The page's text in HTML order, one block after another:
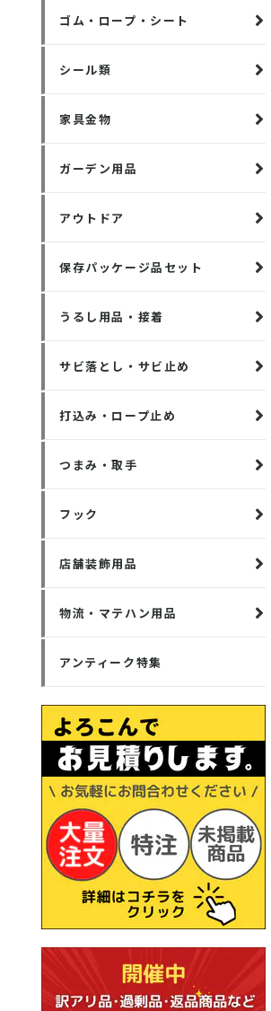
ゴム・ロープ・シート
シール類
家具金物
ガーデン用品
アウトドア
保存パッケージ品セット
うるし用品・接着
サビ落とし・サビ止め
打込み・ロープ止め
つまみ・取手
フック
店舗装飾用品
物流・マテハン用品
アンティーク特集